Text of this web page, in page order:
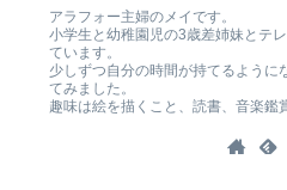
アラフォー主婦のメイです。
小学生と幼稚園児の3歳差姉妹とテ
ています。
少しずつ自分の時間が持てるように
てみました。
趣味は絵を描くこと、読書、音楽鑑